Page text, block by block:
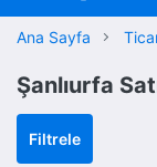
Ana Sayfa
Şanlıurfa
Filtrele